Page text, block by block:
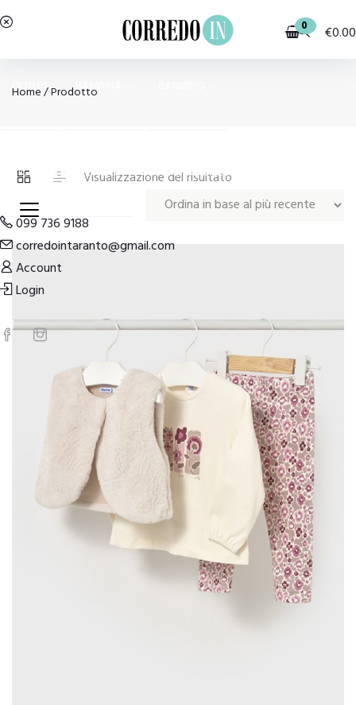
0 €0.00
OUTLET BAMBINA
PIGIAMI E HOMEWEAR COSTUMI E MODA MARE
099 736 9188
corredointaranto@gmail.com
Account
Login
Home/ Prodotto
Visualizzazione del risultato